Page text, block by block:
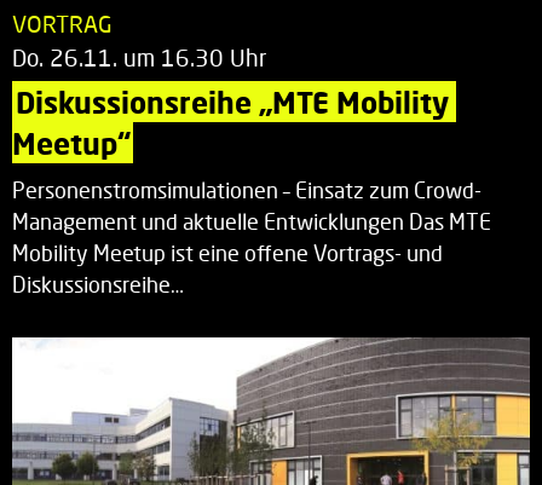
VORTRAG
Do. 26.11. um 16.30 Uhr
Diskussionsreihe „MTE Mobility
Meetup“
Personenstromsimulationen – Einsatz zum Crowd-
Management und aktuelle Entwicklungen Das MTE
Mobility Meetup ist eine offene Vortrags- und
Diskussionsreihe…